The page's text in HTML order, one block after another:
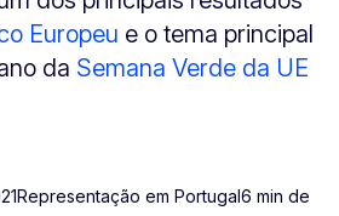
Europeu e o tema principal
da Semana Verde da UE
Representação em Portugal6 min de